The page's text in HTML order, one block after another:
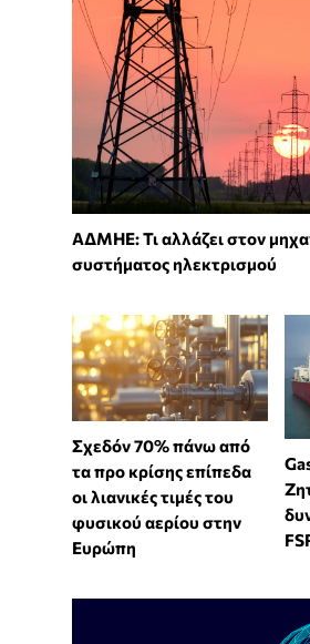
ΑΔΜΗΕ: Τι αλλάζει στον
συστήματος ηλεκτρισμού
Σχεδόν 70% πάνω από
τα προ κρίσης επίπεδα
οι λιανικές τιμές του
φυσικού αερίου στην
Ευρώπη